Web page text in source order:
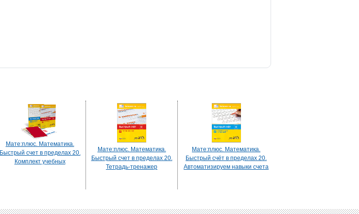
Мате:плюс. Математика.
Быстрый счет в пределах 20.
Комплект учебных
Мате:плюс. Математика.
Быстрый счет в пределах 20.
Тетрадь-тренажер
Мате:плюс. Математика.
Быстрый счёт в пределах 20.
Автоматизируем навыки счета